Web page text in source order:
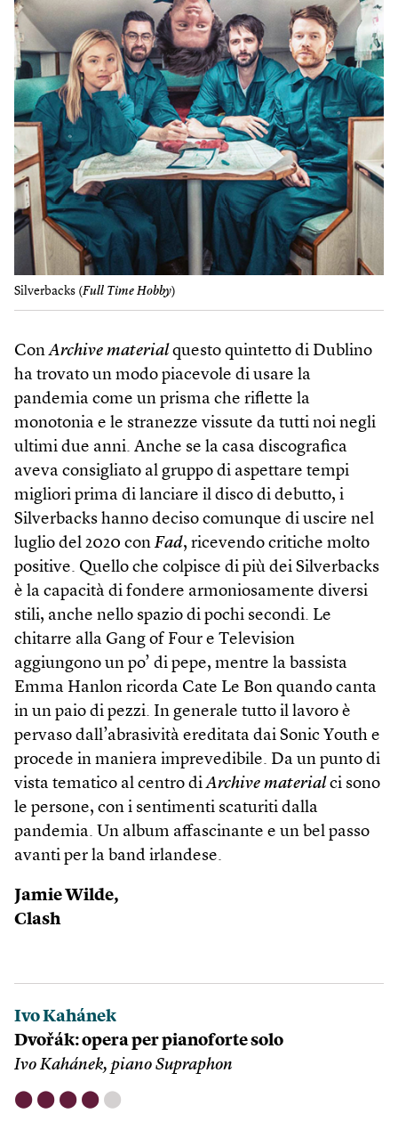
Silverbacks (Full Time Hobby)
ConArchive material questo quintetto di Dublino
ha trovato un modo piacevole di usare la
pandemia come un prisma che riflette la
monotonia e le stranezze vissute da tutti noi negli
ultimi due anni. Anche se la casa discografica
aveva consigliato al gruppo di aspettare tempi
migliori prima di lanciare il disco di debutto, i
Silverbacks hanno deciso comunque di uscire nel
luglio del 2020 con Fad, ricevendo critiche molto
positive. Quello che colpisce di più dei Silverbacks
è la capacità di fondere armoniosamente diversi
stili, anche nello spazio di pochi secondi. Le
chitarre alla Gang of Four e Television
aggiungono un po’ di pepe, mentre la bassista
Emma Hanlon ricorda Cate Le Bon quando canta
in un paio di pezzi. In generale tutto il lavoro è
pervaso dall’abrasività ereditata dai Sonic Youth e
procede in maniera imprevedibile. Da un punto di
vista tematico al centro diArchive material ci sono
le persone, con i sentimenti scaturiti dalla
pandemia. Un album affascinante e un bel passo
avanti per la band irlandese.
Jamie Wilde,
Clash
Ivo Kahánek
Dvořák: opera per pianoforte solo
Ivo Kahánek, piano Supraphon
⬤ ⬤ ⬤ ⬤ ⬤